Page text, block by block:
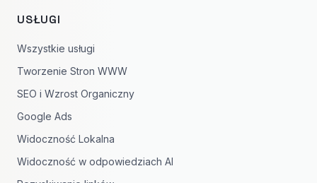
USŁUGI
Wszystkie usługi
Tworzenie Stron WWW
SEO i Wzrost Organiczny
Google Ads
Widoczność Lokalna
Widoczność w odpowiedziach AI